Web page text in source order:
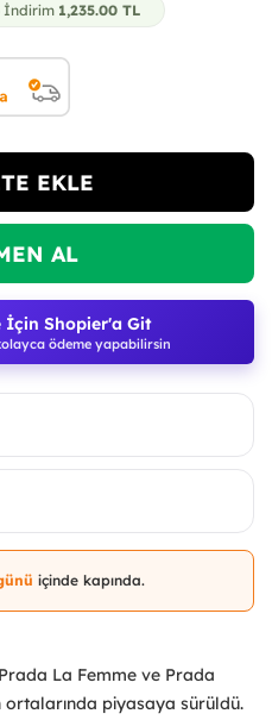
İndirim 1,235.00 TL
EKLE
AL
İçin Shopier'a Git
ödeme yapabilirsin
içinde kapında.
La Femme ve Prada
ortalarında piyasaya sürüldü.